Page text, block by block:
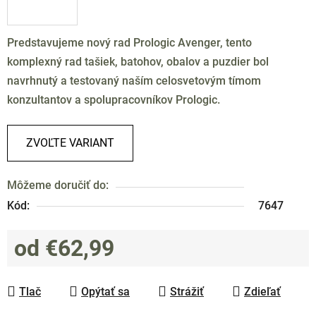
Predstavujeme nový rad Prologic Avenger, tento
komplexný rad tašiek, batohov, obalov a puzdier bol
navrhnutý a testovaný naším celosvetovým tímom
konzultantov a spolupracovníkov Prologic.
ZVOĽTE VARIANT
Môžeme doručiť do:
Kód:
7647
od €62,99
Tlač
Opýtať sa Strážiť Zdieľať